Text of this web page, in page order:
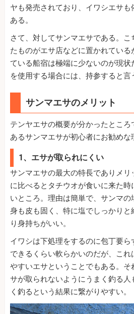
ヤも発売されており、イワシエサ
ある。
さて、対してサンマエサである。
たものがエサ店などに置かれている
ている船宿は極端に少ないのが現
を使用する場合には、持参すると言
サンマエサのメリット
テンヤエサの概要が分かったとこ
あるサンマエサが初心者にお勧めな
1、エサが取られにくい
サンマエサの最大の特長でありメ
に比べるとタチウオが食いに来た
いところ。理由は簡単で、サンマの
身も皮も固く、特に塩でしっかり
り身持ちがいい。
イワシは下処理をするのに包丁要ら
できるくらい軟らかいのだが、こ
やすいエサということでもある。
サが取られないようにうまく釣る人
く釣るという結果に繋がりやすい。